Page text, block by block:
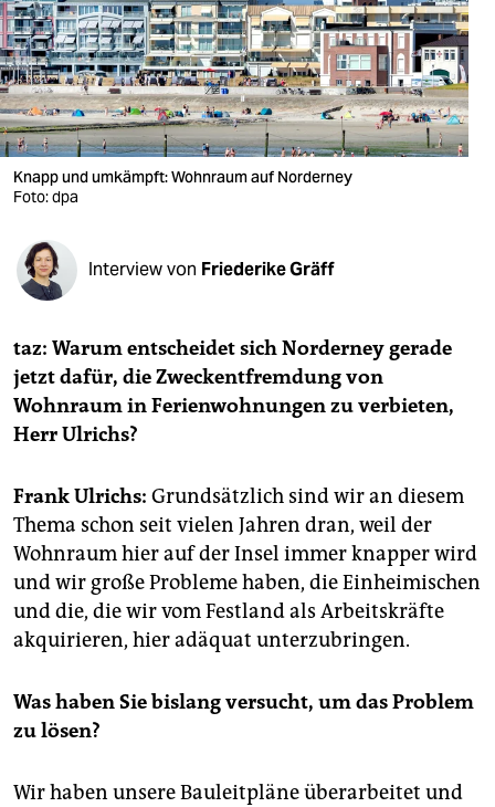
nord
wahrheit
verlag
verlag
veranstaltungen
shop
fragen & hilfe
abo
genossenschaft
Knapp und umkämpft: Wohnraum auf Norderney
Foto: dpa
Interview von Friederike Gräff
taz: Warum entscheidet sich Norderney gerade
jetzt dafür, die Zweckentfremdung von
Wohnraum in Ferienwohnungen zu verbieten,
Herr Ulrichs?
Frank Ulrichs: Grundsätzlich sind wir an diesem
Thema schon seit vielen Jahren dran, weil der
Wohnraum hier auf der Insel immer knapper wird
und wir große Probleme haben, die Einheimischen
und die, die wir vom Festland als Arbeitskräfte
akquirieren, hier adäquat unterzubringen.
Was haben Sie bislang versucht, um das Problem
zu lösen?
Wir haben unsere Bauleitpläne überarbeitet und